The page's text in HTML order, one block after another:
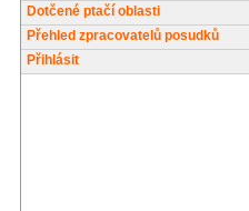
Dotčené ptačí oblasti
Přehled zpracovatelů posudků
Přihlásit